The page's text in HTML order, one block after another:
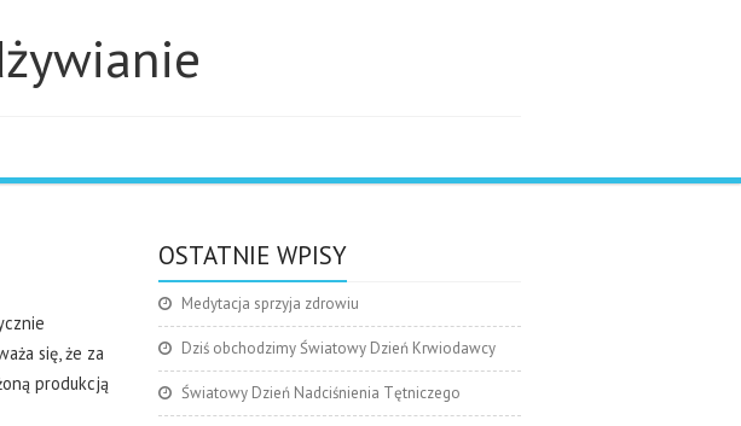
się, że za
produkcją
OSTATNIE WPISY
Medytacja sprzyja zdrowiu
Dziś obchodzimy Światowy Dzień Krwiodawcy
Światowy Dzień Nadciśnienia Tętniczego